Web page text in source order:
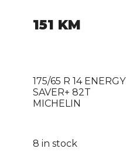
151 KM
175/65 R 14 ENERGY
SAVER+ 82T
MICHELIN
8 in stock